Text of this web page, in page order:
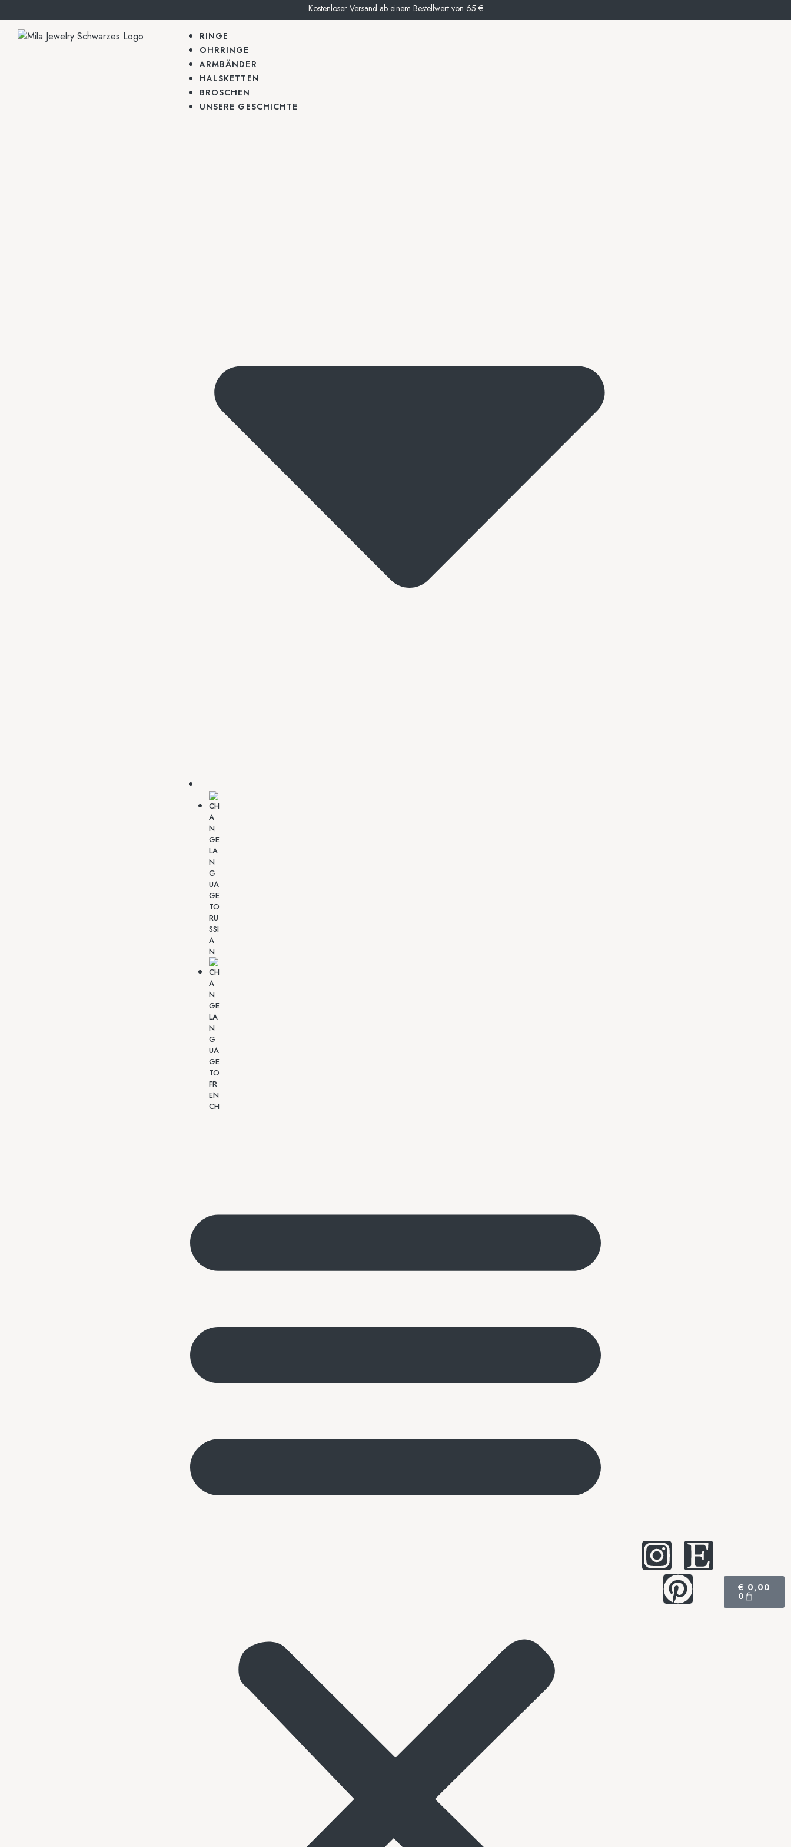
Kostenloser Versand ab einem Bestellwert von 65 €
RINGE
OHRRINGE
ARMBÄNDER
HALSKETTEN
BROSCHEN
UNSERE GESCHICHTE
€ 0,00
0